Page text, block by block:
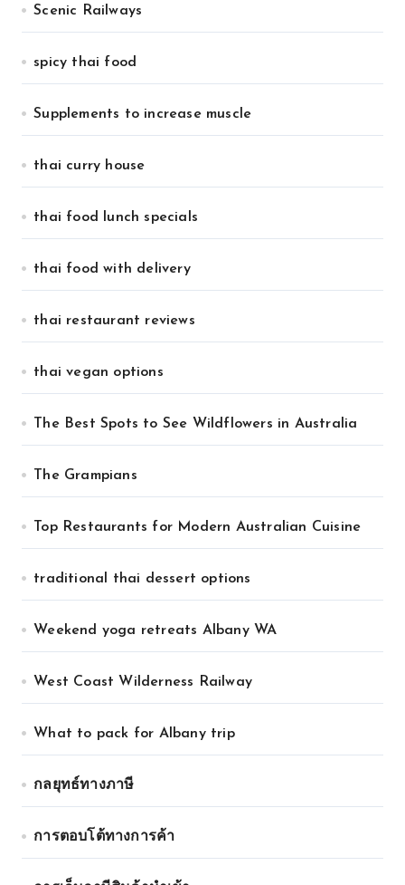
Scenic Railways
spicy thai food
Supplements to increase muscle
thai curry house
thai food lunch specials
thai food with delivery
thai restaurant reviews
thai vegan options
The Best Spots to See Wildflowers in Australia
The Grampians
Top Restaurants for Modern Australian Cuisine
traditional thai dessert options
Weekend yoga retreats Albany WA
West Coast Wilderness Railway
What to pack for Albany trip
กลยุทธ์ทางภาษี
การตอบโต้ทางการค้า